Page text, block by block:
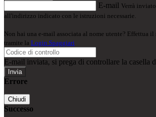
E-mail Verrà
all'indirizzo indicato con le istruzioni necessarie.
Non hai una e-mail associata al nome utente? Effettua il
tramite la Login Spaggiari
E-mail inviata, si prega di controllare la casella
Errore
Chiudi
Successo